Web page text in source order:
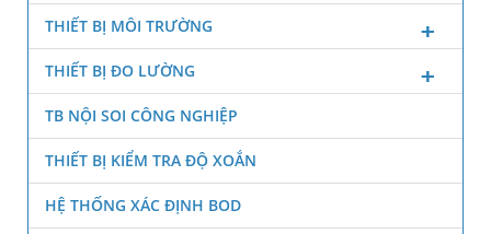
THIẾT BỊ MÔI TRƯỜNG
THIẾT BỊ ĐO LƯỜNG
TB NỘI SOI CÔNG NGHIỆP
THIẾT BỊ KIỂM TRA ĐỘ XOẮN
HỆ THỐNG XÁC ĐỊNH BOD